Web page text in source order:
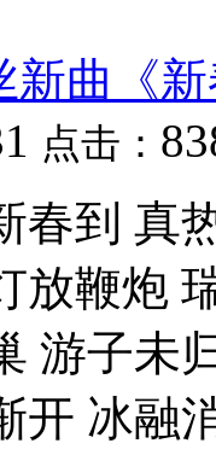
新曲《
点击：
春到
放鞭炮
游子未
开 冰融